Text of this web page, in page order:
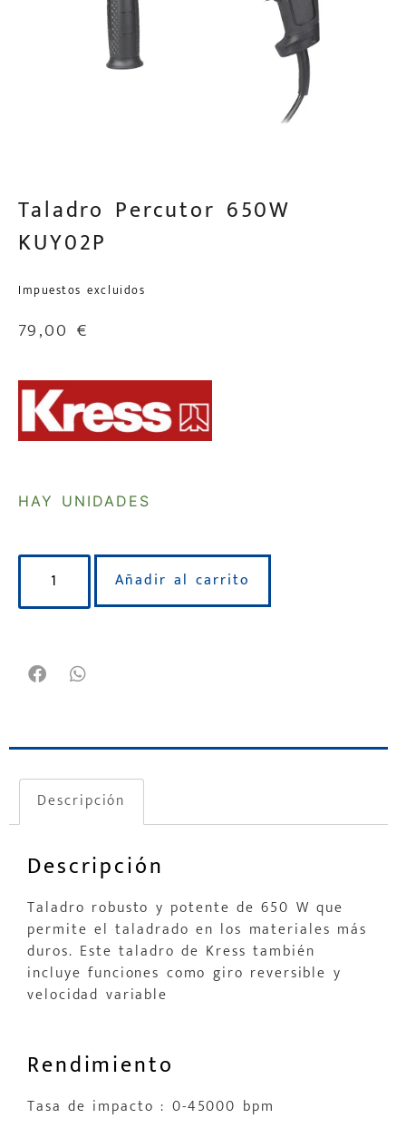
Taladro Percutor 650W
KUY02P
Impuestos excluidos
79,00 €
HAY UNIDADES
Añadir al carrito
Descripción
Descripción
Taladro robusto y potente de 650 W que
permite el taladrado en los materiales más
duros. Este taladro de Kress también
incluye funciones como giro reversible y
velocidad variable
Rendimiento
Tasa de impacto : 0-45000 bpm